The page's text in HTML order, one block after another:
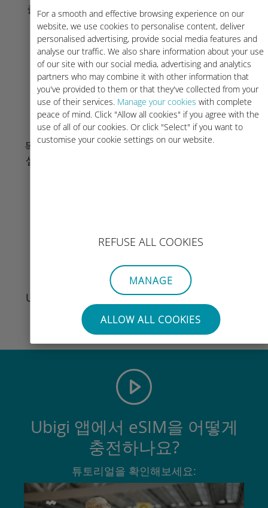
For a smooth and effective browsing experience on our
website, we use cookies to personalise content, deliver
personalised advertising, provide social media features and
analyse our traffic. We also share information about your use
of our site with our social media, advertising and analytics
partners who may combine it with other information that
you've provided to them or that they've collected from your
use of their services. Manage your cookies with complete
peace of mind. Click "Allow all cookies" if you agree with the
use of all of our cookies. Or click "Select" if you want to
customise your cookie settings on our website.
REFUSE ALL COOKIES
MANAGE
ALLOW ALL COOKIES
출발 전에 홈 라인의 데이터 로밍이 꺼져 있는
지 확인하세요.
도착 시
목적지에 도착하면 데이터 사용이 시작됩니다.
셀룰러 데이터에 Ubigi 회선을 사용 중인지 확
집에 돌아왔을 때
Ubigi 회선을 끄고 초기 설정으로 돌아가세요.
Ubigi 앱에서 eSIM을 어떻게
충전하나요?
튜토리얼을 확인해보세요: